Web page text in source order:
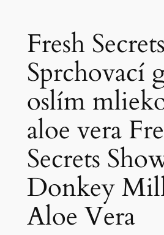
Fresh Secrets
Sprchovací
oslím
aloe vera
Secrets
Donkey
Aloe Vera